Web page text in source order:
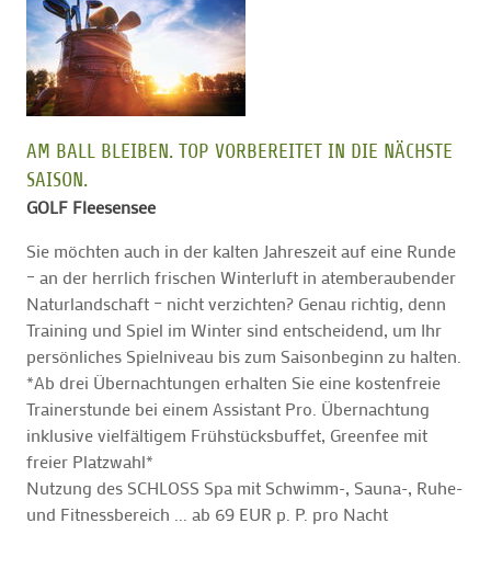
AM BALL BLEIBEN. TOP VORBEREITET IN DIE NÄCHSTE
SAISON.
GOLF Fleesensee
Sie möchten auch in der kalten Jahreszeit auf eine Runde
– an der herrlich frischen Winterluft in atemberaubender
Naturlandschaft – nicht verzichten? Genau richtig, denn
Training und Spiel im Winter sind entscheidend, um Ihr
persönliches Spielniveau bis zum Saisonbeginn zu halten.
*Ab drei Übernachtungen erhalten Sie eine kostenfreie
Trainerstunde bei einem Assistant Pro. Übernachtung
inklusive vielfältigem Frühstücksbuffet, Greenfee mit
freier Platzwahl*
Nutzung des SCHLOSS Spa mit Schwimm-, Sauna-, Ruhe-
und Fitnessbereich ... ab 69 EUR p. P. pro Nacht